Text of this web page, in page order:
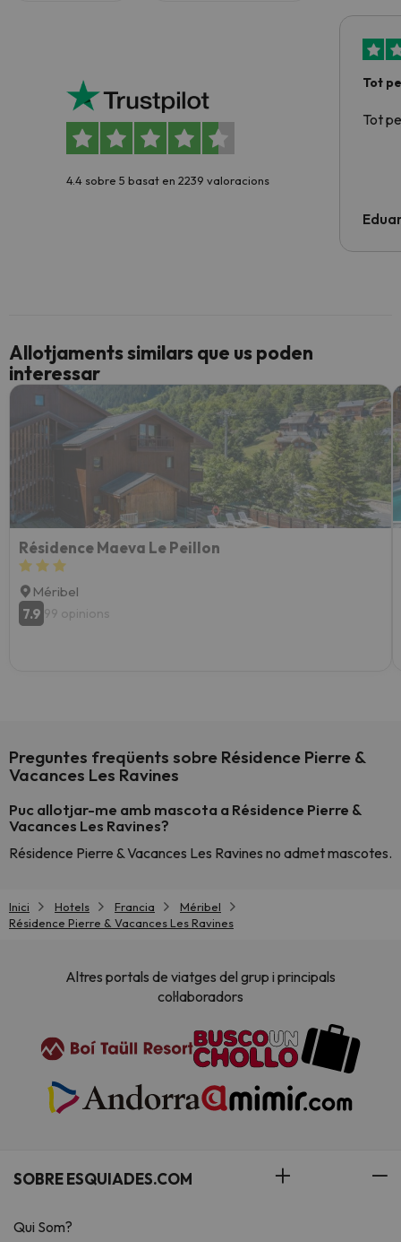
4.4 sobre 5 basat en 2239 valoracions
Tot
Tot
Allotjaments similars que us poden
interessar
Résidence Maeva Le Peillon
Méribel
7.9 99 opinions
Preguntes freqüents sobre Résidence Pierre &
Vacances Les Ravines
Puc allotjar-me amb mascota a Résidence Pierre &
Vacances Les Ravines?
Résidence Pierre & Vacances Les Ravines no admet mascotes.
Inici Hotels Francia
Méribel
Résidence Pierre & Vacances Les Ravines
Altres portals de viatges del grup i principals
col·laboradors
SOBRE ESQUIADES.COM
Qui Som?